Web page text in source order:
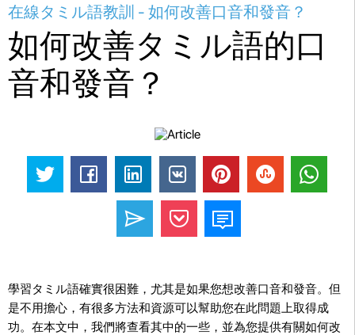
在線タミル語教訓 - 如何改善口音和發音？
如何改善タミル語的口
音和發音？
學習タミル語確實很困難，尤其是如果您想改善口音和發音。但
是不用擔心，有很多方法和資源可以幫助您在此問題上取得成
功。在本文中，我們將查看其中的一些，並為您提供有關如何改